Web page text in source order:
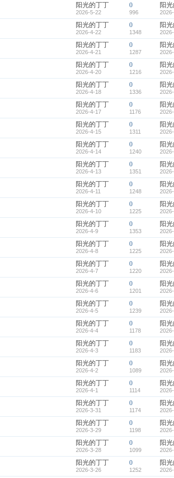
阳光的丁丁
2026-5-22
0
996
阳
阳光的丁丁
2026-4-22
0
1348
阳
阳光的丁丁
2026-4-21
0
1287
阳
阳光的丁丁
2026-4-20
0
1216
阳
阳光的丁丁
2026-4-18
0
1336
阳
阳光的丁丁
2026-4-17
0
1176
阳
阳光的丁丁
2026-4-15
0
1311
阳
阳光的丁丁
2026-4-14
0
1240
阳
阳光的丁丁
2026-4-13
0
1351
阳
阳光的丁丁
2026-4-11
0
1248
阳
阳光的丁丁
2026-4-10
0
1225
阳
阳光的丁丁
2026-4-9
0
1353
阳
阳光的丁丁
2026-4-8
0
1225
阳
阳光的丁丁
2026-4-7
0
1220
阳
阳光的丁丁
2026-4-6
0
1201
阳
阳光的丁丁
2026-4-5
0
1239
阳
阳光的丁丁
2026-4-4
0
1178
阳
阳光的丁丁
2026-4-3
0
1183
阳
阳光的丁丁
2026-4-2
0
1089
阳
阳光的丁丁
2026-4-1
0
1114
阳
阳光的丁丁
2026-3-31
0
1174
阳
阳光的丁丁
2026-3-29
0
1198
阳
阳光的丁丁
2026-3-28
0
1099
阳
阳光的丁丁
2026-3-26
0
1252
阳